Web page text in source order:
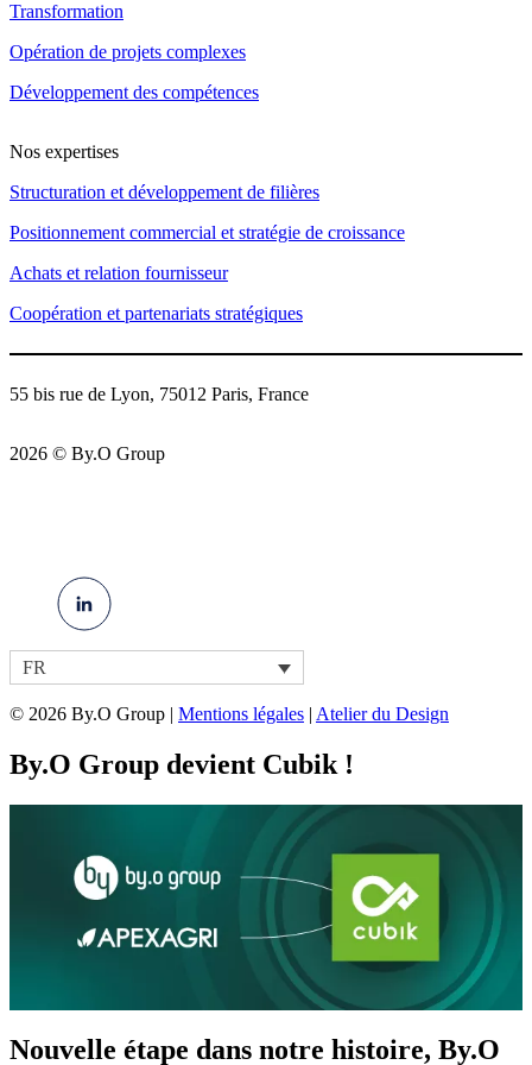
Transformation
Opération de projets complexes
Développement des compétences
Nos expertises
Structuration et développement de filières
Positionnement commercial et stratégie de croissance
Achats et relation fournisseur
Coopération et partenariats stratégiques
55 bis rue de Lyon, 75012 Paris, France
2026 © By.O Group
FR
© 2026 By.O Group | Mentions légales | Atelier du Design
By.O Group devient Cubik !
Nouvelle étape dans notre histoire, By.O